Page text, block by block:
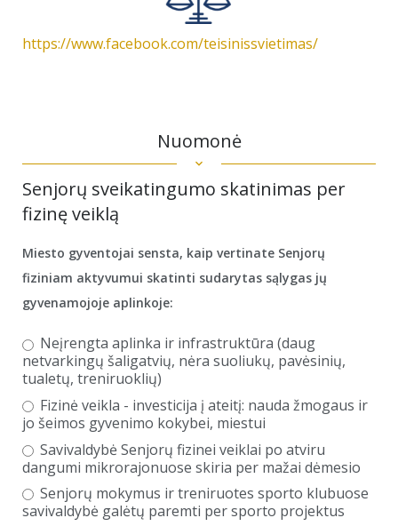
https://www.facebook.com/teisinissvietimas/
Nuomonė
Senjorų sveikatingumo skatinimas per
fizinę veiklą
Miesto gyventojai sensta, kaip vertinate Senjorų
fiziniam aktyvumui skatinti sudarytas sąlygas jų
gyvenamojoje aplinkoje:
Neįrengta aplinka ir infrastruktūra (daug
netvarkingų šaligatvių, nėra suoliukų, pavėsinių,
tualetų, treniruoklių)
Fizinė veikla - investicija į ateitį: nauda žmogaus ir
jo šeimos gyvenimo kokybei, miestui
Savivaldybė Senjorų fizinei veiklai po atviru
dangumi mikrorajonuose skiria per mažai dėmesio
Senjorų mokymus ir treniruotes sporto klubuose
savivaldybė galėtų paremti per sporto projektus